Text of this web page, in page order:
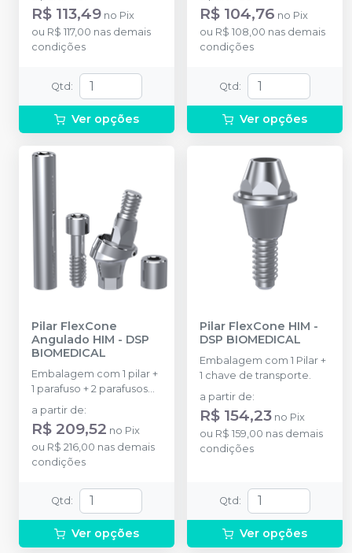
R$ 113,49 no Pix
ou R$ 117,00 nas demais
condições
Qtd :
Ver opções
R$ 104,76 no Pix
ou R$ 108,00 nas demais
condições
Qtd :
Ver opções
Pilar FlexCone
Angulado HIM - DSP
BIOMEDICAL
Embalagem com 1 pilar +
1 parafuso + 2 parafusos
para componentes
protéticos.
a partir de:
R$ 209,52 no Pix
ou R$ 216,00 nas demais
condições
Qtd :
Ver opções
Pilar FlexCone HIM -
DSP BIOMEDICAL
Embalagem com 1 Pilar +
1 chave de transporte.
a partir de:
R$ 154,23 no Pix
ou R$ 159,00 nas demais
condições
Qtd :
Ver opções